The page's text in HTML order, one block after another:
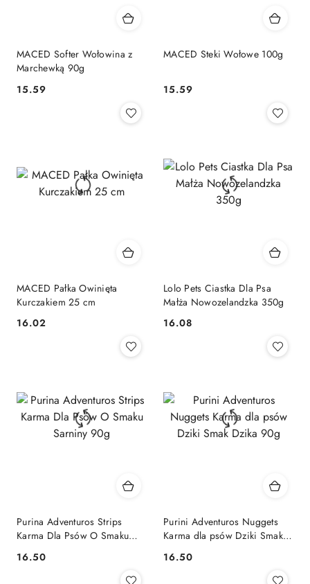
MACED Softer Wołowina z
Marchewką 90g
Cena:
15.59
MACED Steki Wołowe 100g
Cena:
15.59
MACED Pałka Owinięta
Kurczakiem 25 cm
Cena:
16.02
Lolo Pets Ciastka Dla Psa
Małża Nowozelandzka 350g
Cena:
16.08
Purina Adventuros Strips
Karma Dla Psów O Smaku
Cena:
16.50
Purini Adventuros Nuggets
Karma dla psów Dziki Smak
Cena:
16.50